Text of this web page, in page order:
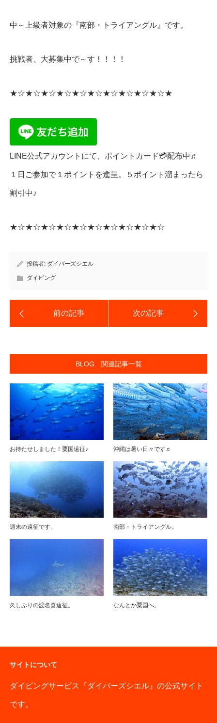
中～上級者対象の『南部・トライアングル』です。
挑戦者、大募集中で～す！！！！
★☆★☆★☆★☆★☆★☆★☆★☆★☆★☆★
LINE公式アカウントにて、ポイントカード💳配布中♬
１日ご参加で１ポイントを進呈。５ポイント溜まったら
割引中♪
★☆★☆★☆★☆★☆★☆★☆★☆★☆★☆
投稿者: ダイバーズシエル
ダイビング
BLOG 関連記事一覧
お待たせしました！粟国遠征♪ 沖縄は暑い日々です♬
週末の遠征です。 南部・トライアングル。
久しぶりの渡名喜遠征。 なんとか粟国へ。
サイトについて
ダイビングサービス『ダイバーズシエル』の公式サイト
です。